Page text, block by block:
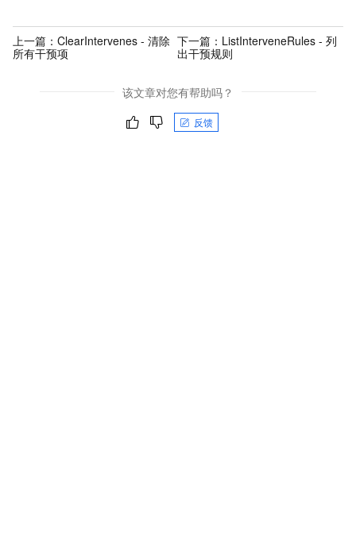
上一篇： ClearIntervenes - 清除
所有干预项
下一篇： ListInterveneRules - 列
出干预规则
该文章对您有帮助吗？
反馈